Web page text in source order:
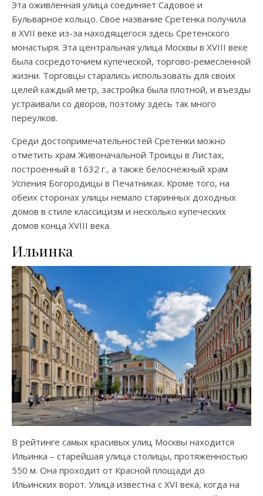
Эта оживленная улица соединяет Садовое и
Бульварное кольцо. Свое название Сретенка получила
в XVII веке из-за находящегося здесь Сретенского
монастыря. Эта центральная улица Москвы в XVIII веке
была сосредоточием купеческой, торгово-ремесленной
жизни. Торговцы старались использовать для своих
целей каждый метр, застройка была плотной, и въезды
устраивали со дворов, поэтому здесь так много
переулков.
Среди достопримечательностей Сретенки можно
отметить храм Живоначальной Троицы в Листах,
построенный в 1632 г., а также белоснежный храм
Успения Богородицы в Печатниках. Кроме того, на
обеих сторонах улицы немало старинных доходных
домов в стиле классицизм и несколько купеческих
домов конца XVIII века.
Ильинка
В рейтинге самых красивых улиц Москвы находится
Ильинка – старейшая улица столицы, протяженностью
550 м. Она проходит от Красной площади до
Ильинских ворот. Улица известна с XVI века, когда на